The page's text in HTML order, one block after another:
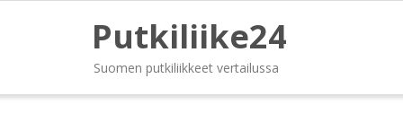
Putkiliike24
Suomen putkiliikkeet vertailussa